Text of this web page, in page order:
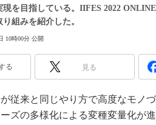
現を目指している。IIFES 2022
組みを紹介した。
10時00分 公開
る 見る
従来と同じやり方で高度なモノ
ズの多様化による変種変量化が